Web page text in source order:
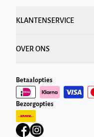
KLANTENSERVICE
OVER ONS
Betaalopties
Bezorgopties